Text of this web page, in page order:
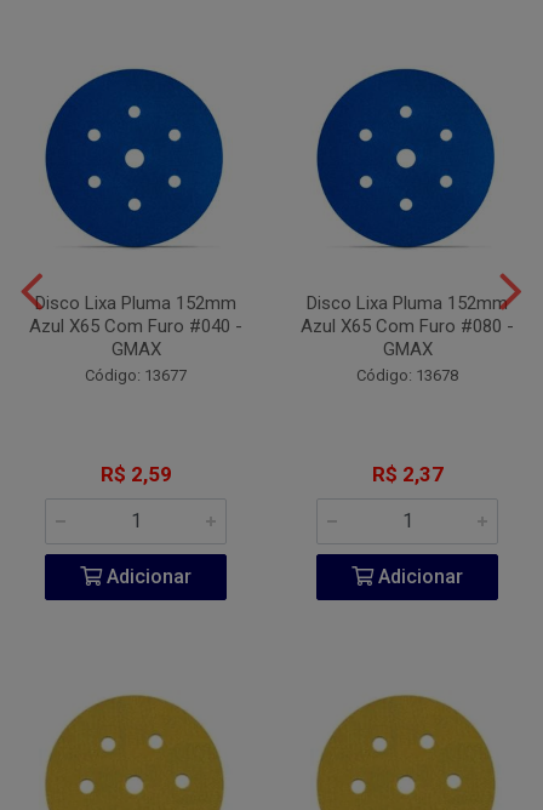
Disco Lixa Pluma 152mm
Azul X65 Com Furo #040 -
GMAX
Código: 13677
R$ 2,59
Adicionar
Disco Lixa Pluma 152mm
Azul X65 Com Furo #080 -
GMAX
Código: 13678
R$ 2,37
Adicionar